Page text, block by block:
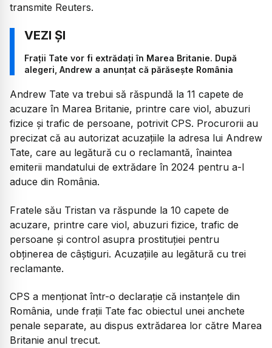
transmite Reuters.
Frații Tate vor fi extrădați în Marea Britanie. După
alegeri, Andrew a anunțat că părăsește România
Andrew Tate va trebui să răspundă la 11 capete de
acuzare în Marea Britanie, printre care viol, abuzuri
fizice și trafic de persoane, potrivit CPS. Procurorii au
precizat că au autorizat acuzațiile la adresa lui Andrew
Tate, care au legătură cu o reclamantă, înaintea
emiterii mandatului de extrădare în 2024 pentru a-l
aduce din România.
Fratele său Tristan va răspunde la 10 capete de
acuzare, printre care viol, abuzuri fizice, trafic de
persoane și control asupra prostituției pentru
obținerea de câștiguri. Acuzațiile au legătură cu trei
reclamante.
CPS a menționat într-o declarație că instanțele din
România, unde frații Tate fac obiectul unei anchete
penale separate, au dispus extrădarea lor către Marea
Britanie anul trecut.